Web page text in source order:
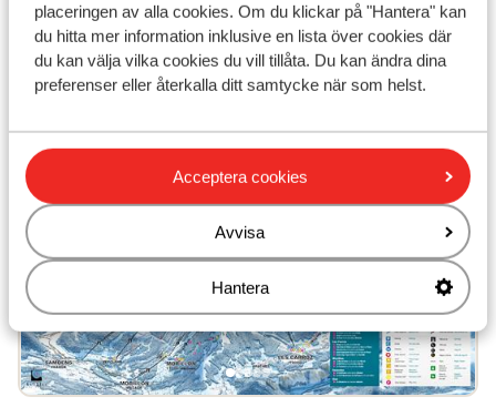
placeringen av alla cookies. Om du klickar på "Hantera" kan
du hitta mer information inklusive en lista över cookies där
du kan välja vilka cookies du vill tillåta. Du kan ändra dina
preferenser eller återkalla ditt samtycke när som helst.
Acceptera cookies
Avvisa
Hantera
58
Släpliftar